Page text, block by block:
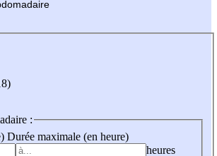
madaire
:
Durée maximale (en heure)
heures